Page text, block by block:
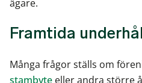
ägare.
Framtida
Många frågor ställs om
stambyte eller andra större